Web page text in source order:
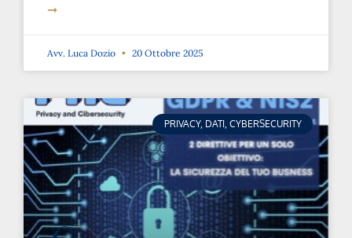
➞
Avv. Luca Dozio 20 Ottobre 2025
PRIVACY, DATI, CYBERSECURITY